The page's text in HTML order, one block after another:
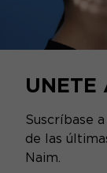
UNETE
Suscríbase
de las
Naim.